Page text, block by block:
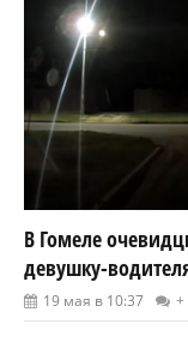
В Гомеле
девушку-
19 мая в 10:37 +